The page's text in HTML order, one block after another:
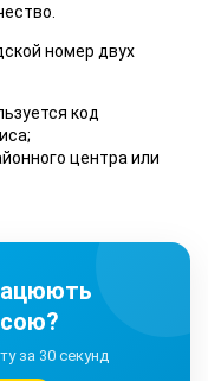
номер двух
код
центра или
за 30 секунд